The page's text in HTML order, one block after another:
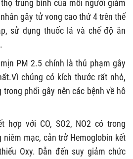
trung bình của mỗi người giảm
gây tử vong cao thứ 4 trên thế
sử dụng thuốc lá và chế độ ăn
PM 2.5 chính là thủ phạm gây
chúng có kích thước rất nhỏ,
trong phổi gây nên các bệnh về hô
hợp với CO, SO2, NO2 có trong
niêm mạc, cản trở Hemoglobin kết
Oxy. Dẫn đến suy giảm chức